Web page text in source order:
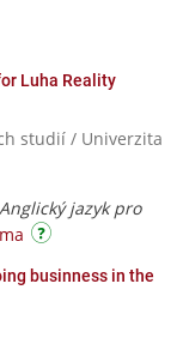
Luha Reality
studií / Univerzita
jazyk pro
businness in the